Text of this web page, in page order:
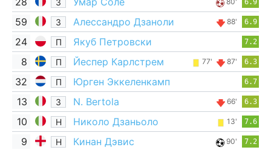
6.9
59 З Алессандро Дзаноли 88' 6.9
24 П Якуб Петровски 7.2
8 П Йеспер Карлстрем 77' 87' 6.3
32 П Юрген Эккеленкамп 6.7
13 З N. Bertola 66' 6.3
10 Н Николо Дзаньоло 13' 7.6
9 Н Кинан Дэвис 90' 7.2